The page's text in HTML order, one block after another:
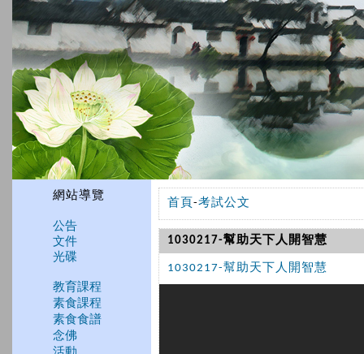
網站導覽
公告
文件
光碟
教育課程
素食課程
素食食譜
念佛
首頁-考試公文
1030217-幫助天下人開智慧
1030217-幫助天下人開智慧